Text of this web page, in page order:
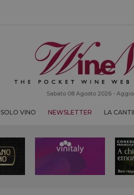
Sabato 08 Agosto 2026 -
VINO NEWSLETTER LA